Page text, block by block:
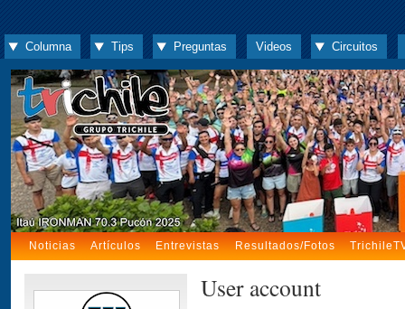
Columna Tips Preguntas Videos Circuitos
Noticias Artículos Entrevistas Resultados/Fotos
User account